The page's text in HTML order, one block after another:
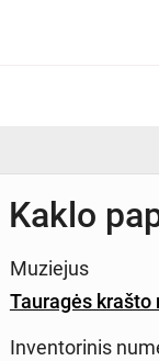
Kaklo
Muziejus
Tauragės krašto
Inventorinis